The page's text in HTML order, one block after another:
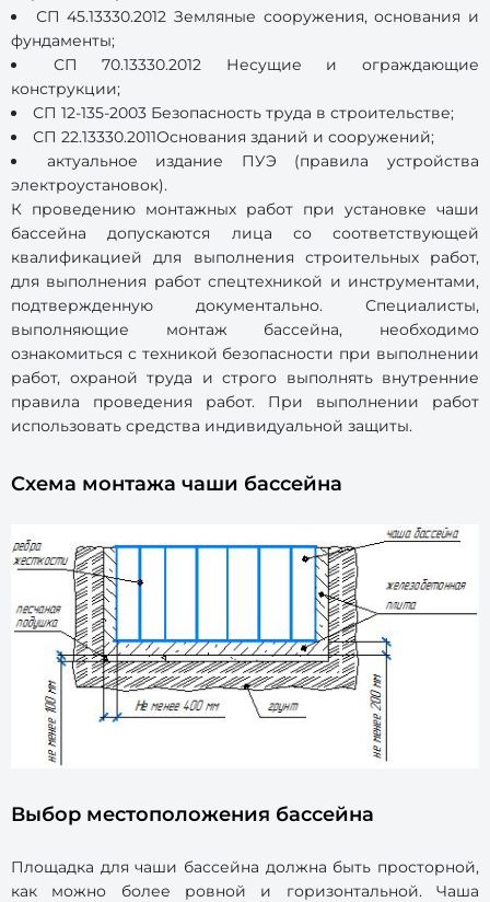
СП 45.13330.2012 Земляные сооружения, основания и
фундаменты;
СП 70.13330.2012 Несущие и ограждающие
конструкции;
СП 12-135-2003 Безопасность труда в строительстве;
СП 22.13330.2011Основания зданий и сооружений;
актуальное издание ПУЭ (правила устройства
электроустановок).
К проведению монтажных работ при установке чаши
бассейна допускаются лица со соответствующей
квалификацией для выполнения строительных работ,
для выполнения работ спецтехникой и инструментами,
подтвержденную документально. Специалисты,
выполняющие монтаж бассейна, необходимо
ознакомиться с техникой безопасности при выполнении
работ, охраной труда и строго выполнять внутренние
правила проведения работ. При выполнении работ
использовать средства индивидуальной защиты.
Схема монтажа чаши бассейна
Выбор местоположения бассейна
Площадка для чаши бассейна должна быть просторной,
как можно более ровной и горизонтальной. Чаша